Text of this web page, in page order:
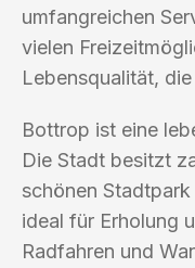
umfangreichen
vielen
Lebensqualität,
Bottrop ist eine
Die Stadt besitzt
schönen
ideal für Erholung
Radfahren und